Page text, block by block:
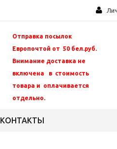
Отправка посылок
Европочтой от 50 бел.руб.
Внимание доставка не
включена в стоимость
товара и оплачивается
отдельно.
КОНТАКТЫ